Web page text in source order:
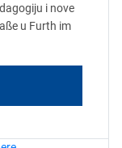
i nove
u Furth im